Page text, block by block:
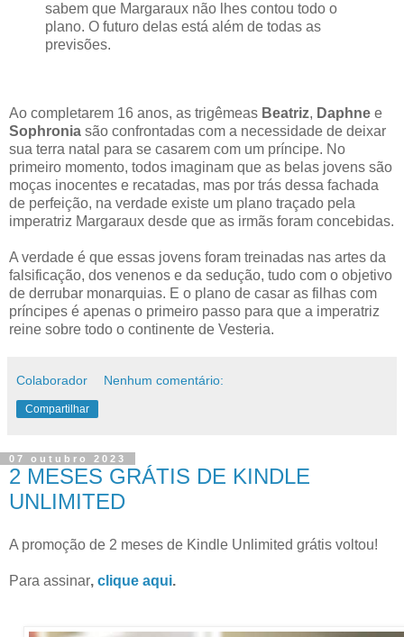
sabem que Margaraux não lhes contou todo o
plano. O futuro delas está além de todas as
previsões.
Ao completarem 16 anos, as trigêmeas Beatriz, Daphne e
Sophronia são confrontadas com a necessidade de deixar
sua terra natal para se casarem com um príncipe. No
primeiro momento, todos imaginam que as belas jovens são
moças inocentes e recatadas, mas por trás dessa fachada
de perfeição, na verdade existe um plano traçado pela
imperatriz Margaraux desde que as irmãs foram concebidas.
A verdade é que essas jovens foram treinadas nas artes da
falsificação, dos venenos e da sedução, tudo com o objetivo
de derrubar monarquias. E o plano de casar as filhas com
príncipes é apenas o primeiro passo para que a imperatriz
reine sobre todo o continente de Vesteria.
Colaborador Nenhum comentário:
Compartilhar
07 outubro 2023
2 MESES GRÁTIS DE KINDLE
UNLIMITED
A promoção de 2 meses de Kindle Unlimited grátis voltou!
Para assinar, clique aqui.